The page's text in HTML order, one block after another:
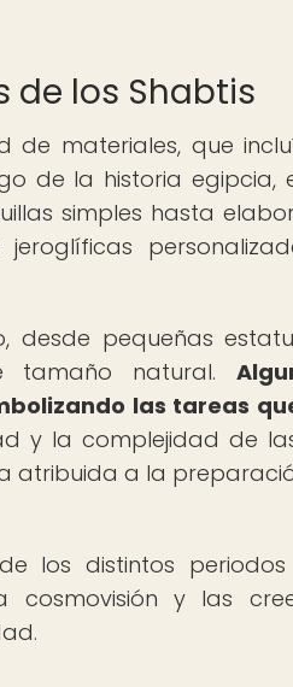
los Shabtis
de materiales, que
de la historia egipcia,
simples hasta
desde pequeñas
tamaño natural.
las tareas
y la complejidad de
atribuida a la
los distintos
cosmovisión y las